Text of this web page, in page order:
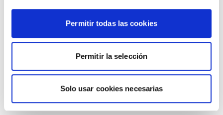
Permitir todas las cookies
Permitir la selección
Solo usar cookies necesarias